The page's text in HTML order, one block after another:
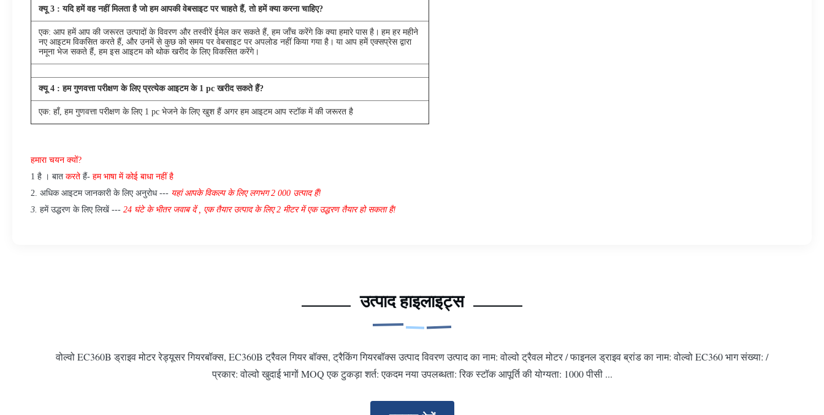
क्यू 3 : यदि हमें वह नहीं मिलता है जो हम आपकी वेबसाइट पर चाहते हैं, तो हमें क्या करना चाहिए?
एक: आप हमें आप की जरूरत उत्पादों के विवरण और तस्वीरें ईमेल कर सकते हैं, हम जाँच करेंगे कि क्या हमारे पास है। हम हर महीने
नए आइटम विकसित करते हैं, और उनमें से कुछ को समय पर वेबसाइट पर अपलोड नहीं किया गया है। या आप हमें एक्सप्रेस द्वारा
नमूना भेज सकते हैं, हम इस आइटम को थोक खरीद के लिए विकसित करेंगे।
क्यू 4 : हम गुणवत्ता परीक्षण के लिए प्रत्येक आइटम के 1 pc खरीद सकते हैं?
एक: हाँ, हम गुणवत्ता परीक्षण के लिए 1 pc भेजने के लिए खुश हैं अगर हम आइटम आप स्टॉक में की जरूरत है
हमारा चयन क्यों?
1 है । बात करते हैं- हम भाषा में कोई बाधा नहीं है
2. अधिक आइटम जानकारी के लिए अनुरोध --- यहां आपके विकल्प के लिए लगभग 2 000 उत्पाद हैं!
3. हमें उद्धरण के लिए लिखें --- 24 घंटे के भीतर जवाब दें , एक तैयार उत्पाद के लिए 2 मीटर में एक उद्धरण तैयार हो सकता है!
उत्पाद हाइलाइट्स
वोल्वो EC360B ड्राइव मोटर रेड्यूसर गियरबॉक्स, EC360B ट्रैवल गियर बॉक्स, ट्रैकिंग गियरबॉक्स उत्पाद विवरण उत्पाद का नाम: वोल्वो ट्रैवल मोटर / फाइनल ड्राइव ब्रांड का नाम: वोल्वो EC360 भाग संख्या: /
प्रकार: वोल्वो खुदाई भागों MOQ एक टुकड़ा शर्त: एकदम नया उपलब्धता: रिक स्टॉक आपूर्ति की योग्यता: 1000 पीसी ...